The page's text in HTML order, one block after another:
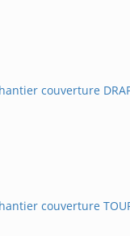
couverture
couverture